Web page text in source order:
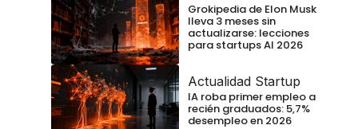
Grokipedia de Elon Musk
lleva 3 meses sin
actualizarse: lecciones
para startups AI 2026
Actualidad Startup
IA roba primer empleo a
recién graduados: 5,7%
desempleo en 2026